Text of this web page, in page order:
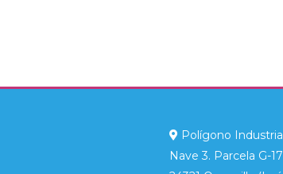
Polígono
Nave 3. Parcela G-17